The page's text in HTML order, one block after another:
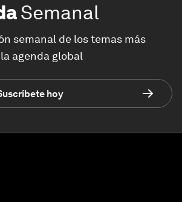
Semanal
semanal de los temas más
agenda global
hoy